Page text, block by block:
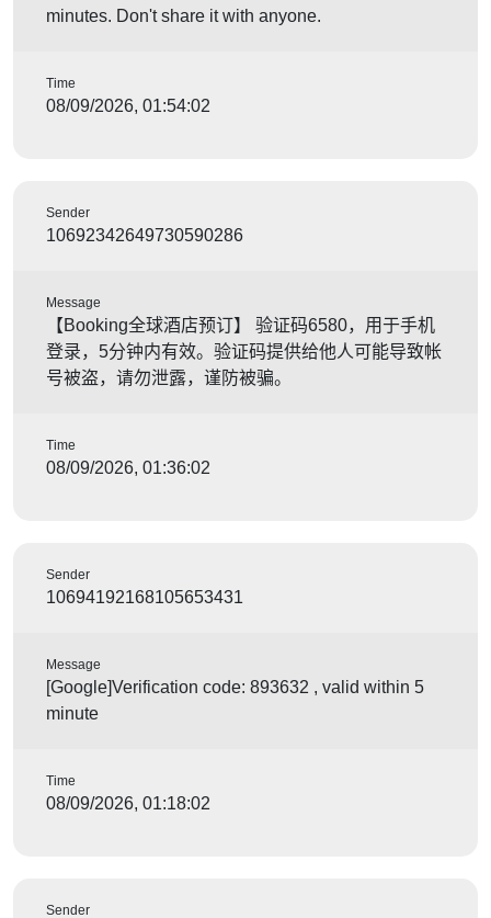
minutes. Don't share it with anyone.
Time
08/09/2026, 01:54:02
Sender
10692342649730590286
Message
【Booking全球酒店预订】 验证码6580，用于手机
登录，5分钟内有效。验证码提供给他人可能导致帐
号被盗，请勿泄露，谨防被骗。
Time
08/09/2026, 01:36:02
Sender
10694192168105653431
Message
[Google]Verification code: 893632 , valid within 5
minute
Time
08/09/2026, 01:18:02
Sender